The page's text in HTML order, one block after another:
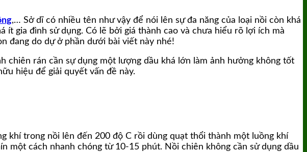
,… Sở dĩ có nhiều tên như vậy để nói lên sự đa năng của loại nồi còn khá
gia đình sử dụng. Có lẽ bởi giá thành cao và chưa hiểu rõ lợi ích mà
đang do dự ở phần dưới bài viết này nhé!
chiên rán cần sự dụng một lượng dầu khá lớn làm ảnh hưởng không tốt
hiệu để giải quyết vấn đề này.
khí trong nồi lên đến 200 độ C rồi dùng quạt thổi thành một luồng khí
một cách nhanh chóng từ 10-15 phút. Nồi chiên không cần sử dụng dầu